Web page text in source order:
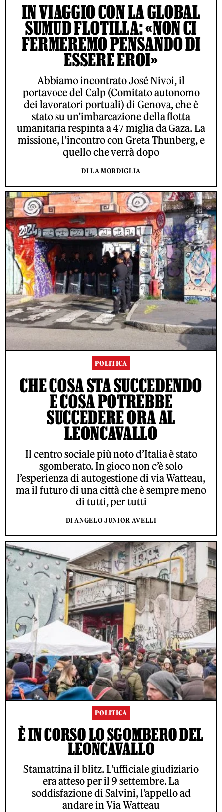
IN VIAGGIO CON LA GLOBAL
SUMUD FLOTILLA: «NON CI
FERMEREMO PENSANDO DI
ESSERE EROI»
Abbiamo incontrato José Nivoi, il
portavoce del Calp (Comitato autonomo
dei lavoratori portuali) di Genova, che è
stato su un’imbarcazione della flotta
umanitaria respinta a 47 miglia da Gaza. La
missione, l’incontro con Greta Thunberg, e
quello che verrà dopo
DI LA MORDIGLIA
POLITICA
CHE COSA STA SUCCEDENDO
E COSA POTREBBE
SUCCEDERE ORA AL
LEONCAVALLO
Il centro sociale più noto d’Italia è stato
sgomberato. In gioco non c’è solo
l’esperienza di autogestione di via Watteau,
ma il futuro di una città che è sempre meno
di tutti, per tutti
DI ANGELO JUNIOR AVELLI
POLITICA
È IN CORSO LO SGOMBERO DEL
LEONCAVALLO
Stamattina il blitz. L’ufficiale giudiziario
era atteso per il 9 settembre. La
soddisfazione di Salvini, l’appello ad
andare in Via Watteau